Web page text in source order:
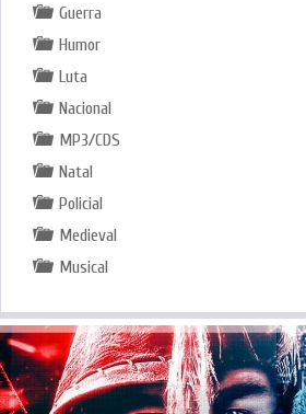
Guerra
Humor
Luta
Nacional
MP3/CDS
Natal
Policial
Medieval
Musical